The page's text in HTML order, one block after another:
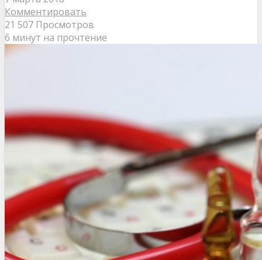
Комментировать
21 507 Просмотров
6 минут на прочтение